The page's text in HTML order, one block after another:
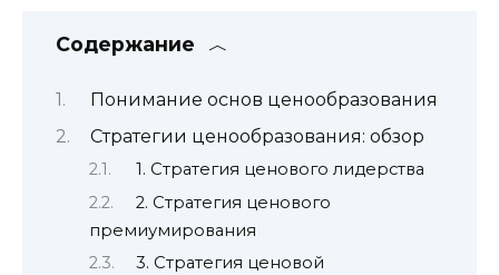
Содержание
Понимание основ ценообразования
Стратегии ценообразования: обзор
1. Стратегия ценового лидерства
2. Стратегия ценового
премиумирования
3. Стратегия ценовой